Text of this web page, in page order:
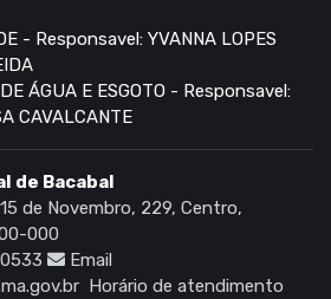
- Responsavel: YVANNA LOPES
ÁGUA E ESGOTO - Responsavel:
CAVALCANTE
de Bacabal
de Novembro, 229, Centro,
000
Email
Horário de atendimento